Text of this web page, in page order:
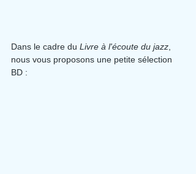
Dans le cadre du Livre à l'écoute du jazz,
nous vous proposons une petite sélection
BD :